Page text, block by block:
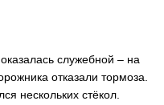
служебной – на
отказали тормоза.
нескольких стёкол.